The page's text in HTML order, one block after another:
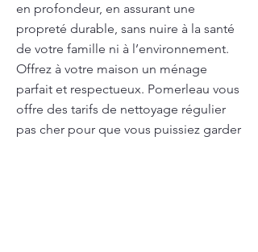
en profondeur, en assurant une
propreté durable, sans nuire à la santé
de votre famille ni à l’environnement.
Offrez à votre maison un ménage
parfait et respectueux. Pomerleau vous
offre des tarifs de nettoyage régulier
pas cher pour que vous puissiez garder